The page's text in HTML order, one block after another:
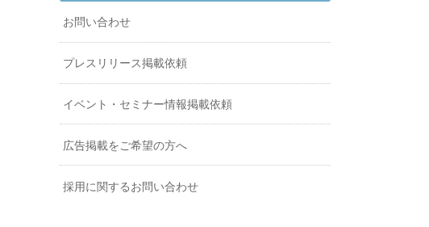
お問い合わせ
プレスリリース掲載依頼
イベント・セミナー情報掲載依頼
広告掲載をご希望の方へ
採用に関するお問い合わせ